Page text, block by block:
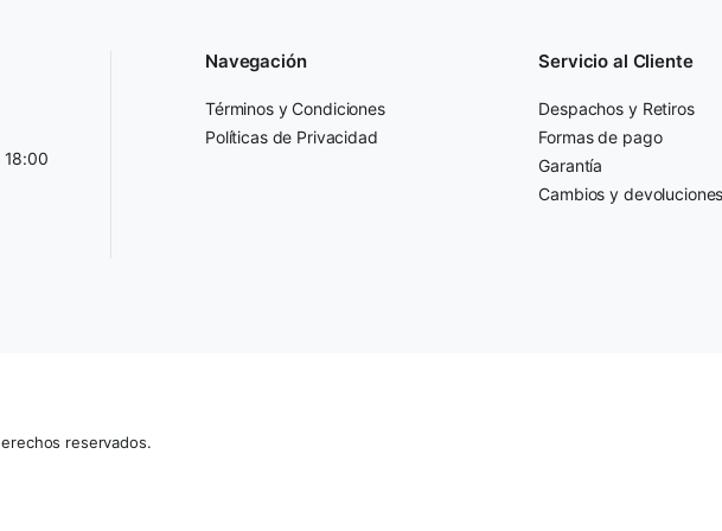
18:00
Navegación
Términos y Condiciones
Políticas de Privacidad
Servicio al Cliente
Despachos y Retiros
Formas de pago
Garantía
Cambios y
reservados.